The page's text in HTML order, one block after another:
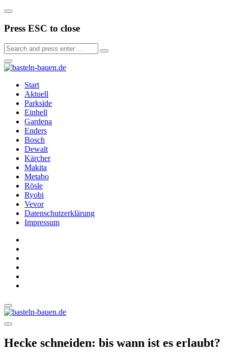
Press ESC to close
Start
Aktuell
Parkside
Einhell
Gardena
Enders
Bosch
Dewalt
Kärcher
Makita
Metabo
Rösle
Ryobi
Vevor
Datenschutzerklärung
Impressum
Hecke schneiden: bis wann ist es erlaubt?